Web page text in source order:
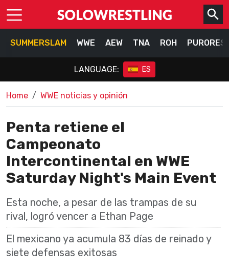
SUMMERSLAM WWE AEW TNA ROH
LANGUAGE: ES
Home WWE noticias y opinión
Penta retiene el
Campeonato
Intercontinental en WWE
Saturday Night's Main Event
Esta noche, a pesar de las trampas de su
rival, logró vencer a Ethan Page
El mexicano ya acumula 83 días de reinado y
siete defensas exitosas